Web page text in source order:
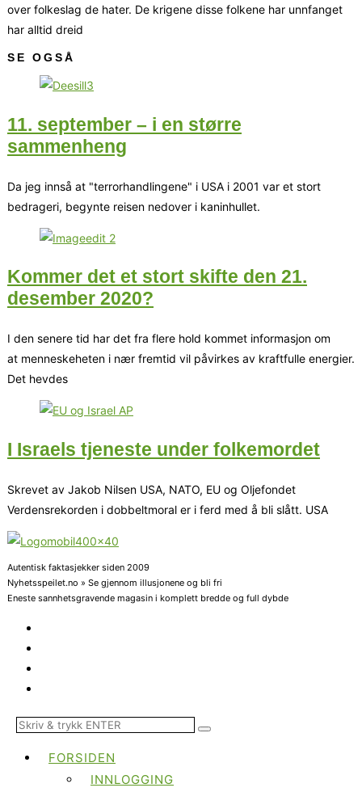
over folkeslag de hater. De krigene disse folkene har unnfanget
har alltid dreid
SE OGSÅ
11. september – i en større
sammenheng
Da jeg innså at "terrorhandlingene" i USA i 2001 var et stort
bedrageri, begynte reisen nedover i kaninhullet.
Kommer det et stort skifte den 21.
desember 2020?
I den senere tid har det fra flere hold kommet informasjon om
at menneskeheten i nær fremtid vil påvirkes av kraftfulle energier.
Det hevdes
I Israels tjeneste under folkemordet
Skrevet av Jakob Nilsen USA, NATO, EU og Oljefondet
Verdensrekorden i dobbeltmoral er i ferd med å bli slått. USA
Autentisk faktasjekker siden 2009
Nyhetsspeilet.no » Se gjennom illusjonene og bli fri
Eneste sannhetsgravende magasin i komplett bredde og full dybde
FORSIDEN
INNLOGGING